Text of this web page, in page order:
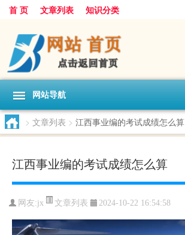
首 页 文章列表 知识分类
网站导航
> 文章列表 > 江西事业编的考试成绩怎么算
江西事业编的考试成绩怎么算
网友:jx 文章列表 2024-10-22 16:54:58